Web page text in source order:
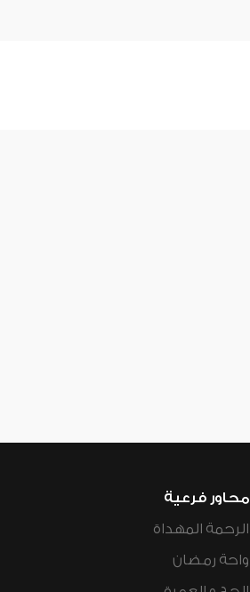
محاور فرعية
الرحمة المهداة
واحة رمضان